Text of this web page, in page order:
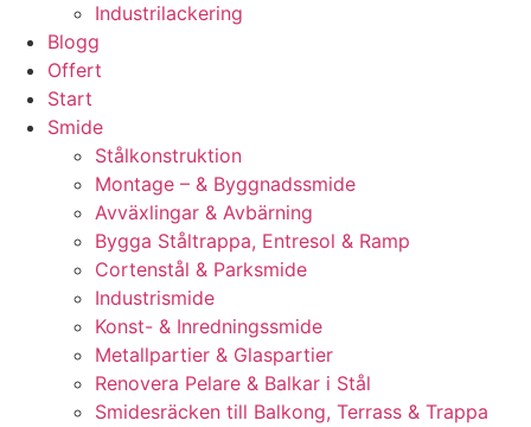
Industrilackering
Blogg
Offert
Start
Smide
Stålkonstruktion
Montage – & Byggnadssmide
Avväxlingar & Avbärning
Bygga Ståltrappa, Entresol & Ramp
Cortenstål & Parksmide
Industrismide
Konst- & Inredningssmide
Metallpartier & Glaspartier
Renovera Pelare & Balkar i Stål
Smidesräcken till Balkong, Terrass & Trappa